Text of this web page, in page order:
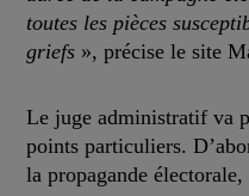
toutes les pièces
griefs », précise le site
Le juge administratif va
points particuliers.
la propagande